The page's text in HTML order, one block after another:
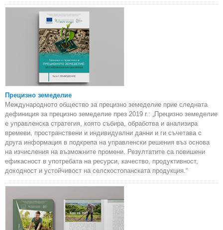
Прецизно земеделие
Международното общество за прецизно земеделие прие следната
дефиниция за прецизно земеделие през 2019 г.: „Прецизно земеделие
е управленска стратегия, която събира, обработва и анализира
времеви, пространствени и индивидуални данни и ги съчетава с
друга информация в подкрепа на управленски решения въз основа
на изчисления на възможните промени. Резултатите са повишени
ефикасност в употребата на ресурси, качество, продуктивност,
доходност и устойчивост на селскостопанската продукция.“